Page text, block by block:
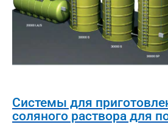
Системы для
соляного раствора для